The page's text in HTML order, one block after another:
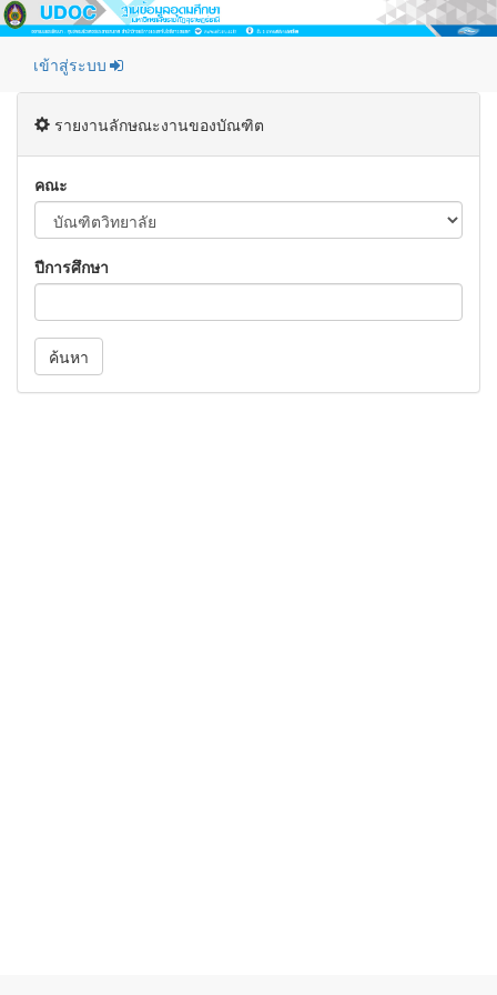
เข้าสู่ระบบ
รายงานลักษณะงานของบัณฑิต
คณะ
ปีการศึกษา
ค้นหา